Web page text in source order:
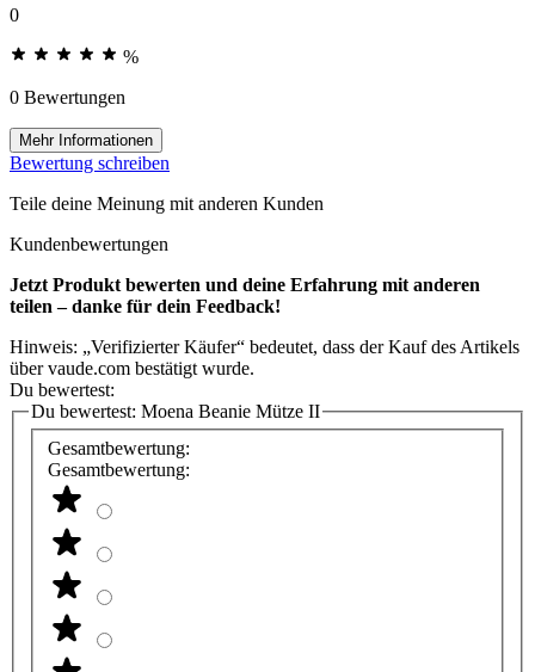
0
%
0 Bewertungen
Mehr Informationen
Bewertung schreiben
Teile deine Meinung mit anderen Kunden
Kundenbewertungen
Jetzt Produkt bewerten und deine Erfahrung mit anderen
teilen – danke für dein Feedback!
Hinweis: „Verifizierter Käufer“ bedeutet, dass der Kauf des Artikels
über vaude.com bestätigt wurde.
Du bewertest:
Du bewertest: Moena Beanie Mütze II
Gesamtbewertung:
Gesamtbewertung: